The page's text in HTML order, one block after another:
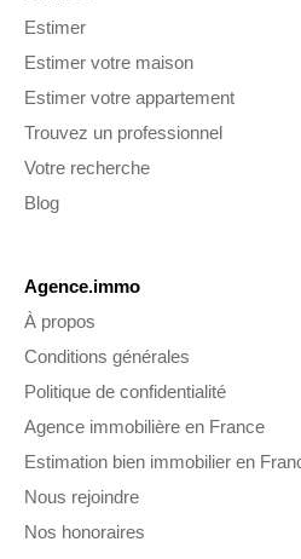
Estimer
Estimer votre maison
Estimer votre appartement
Trouvez un professionnel
Votre recherche
Blog
Agence.immo
À propos
Conditions générales
Politique de confidentialité
Agence immobilière en France
Estimation bien immobilier en
Nous rejoindre
Nos honoraires